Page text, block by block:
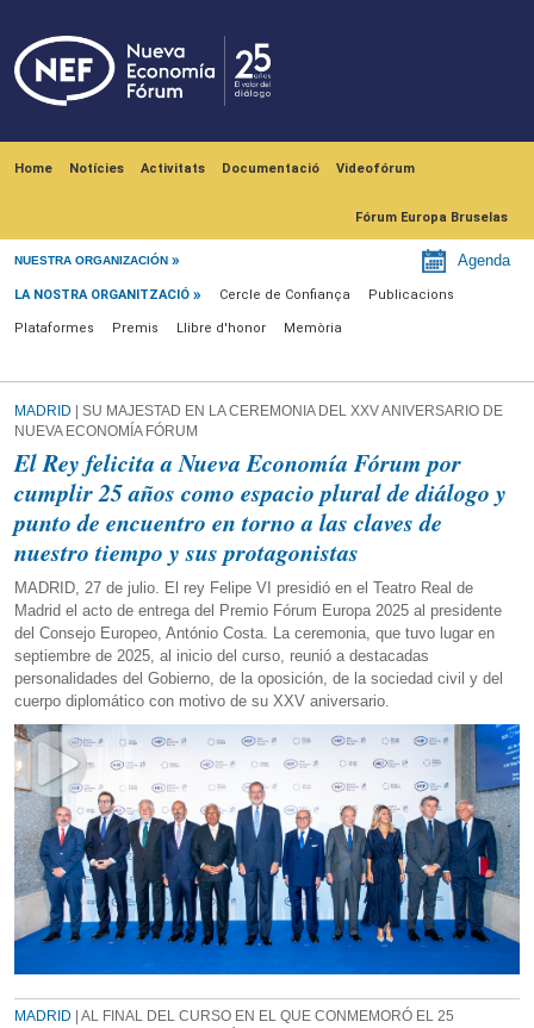
Home Notícies Activitats Documentació Videofórum
Fórum Europa Bruselas
NUESTRA ORGANIZACIÓN Agenda
La nostra organització
LA NOSTRA ORGANITZACIÓ Cercle de Confiança Publicacions
Plataformes Premis Llibre d'honor Memòria
MADRID | SU MAJESTAD EN LA CEREMONIA DEL XXV ANIVERSARIO DE
NUEVA ECONOMÍA FÓRUM
El Rey felicita a Nueva Economía Fórum por
cumplir 25 años como espacio plural de diálogo y
punto de encuentro en torno a las claves de
nuestro tiempo y sus protagonistas
MADRID, 27 de julio. El rey Felipe VI presidió en el Teatro Real de
Madrid el acto de entrega del Premio Fórum Europa 2025 al presidente
del Consejo Europeo, António Costa. La ceremonia, que tuvo lugar en
septiembre de 2025, al inicio del curso, reunió a destacadas
personalidades del Gobierno, de la oposición, de la sociedad civil y del
cuerpo diplomático con motivo de su XXV aniversario.
MADRID | AL FINAL DEL CURSO EN EL QUE CONMEMORÓ EL 25